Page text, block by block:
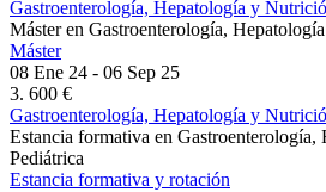
Gastroenterología, Hepatología y
Máster en Gastroenterología,
Máster
08 Ene 24 - 06 Sep 25
3. 600 €
Gastroenterología, Hepatología y
Estancia formativa en
Pediátrica
Estancia formativa y rotación